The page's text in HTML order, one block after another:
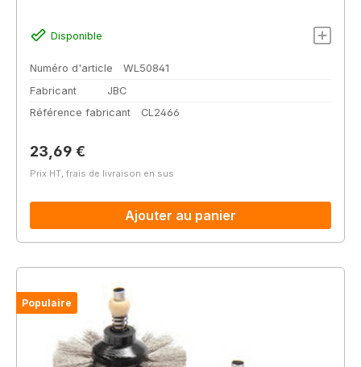
Disponible
Numéro d'article
WL50841
Fabricant
JBC
Référence fabricant
CL2466
Prix régulier :
23,69 €
Prix HT, frais de livraison en sus
Ajouter au panier
Populaire